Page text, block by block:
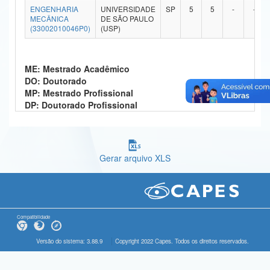
Ministério da Ciência, Tecnologia, Inovações e Comunicações
Ministério do Meio Ambiente
Ministério do Desenvolvimento Regional
Controladoria-Geral da União
Gabinete de Segurança Institucional
Advocacia-Geral da União
ENGENHARIA
MECÂNICA
(33002010046P0)
UNIVERSIDADE
DE SÃO PAULO
(USP)
SP 5 5 - -
ME: Mestrado Acadêmico
DO: Doutorado
MP: Mestrado Profissional
DP: Doutorado Profissional
Gerar arquivo XLS
Compatibilidade
Versão do sistema: 3.88.9 Copyright 2022 Capes. Todos os direitos reservados.